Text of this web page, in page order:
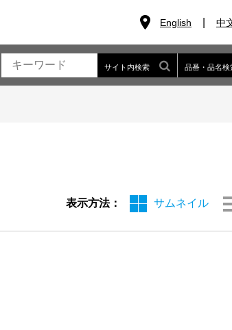
English 中
サイト内検索 品番・品名検
表示方法： サムネイル